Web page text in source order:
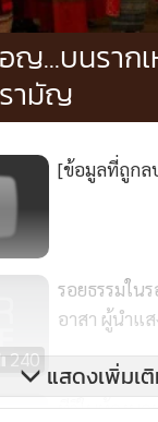
จากเกิดความผิดพ
ด ทำให้ลูกชายคนแ
หลัง เดินกะเผลก ป
า การออกมาเรียกร้
ที่อยากได้ไม่ใช่ราง
บผิดชอบให้ลูกได้ กา
ายจากการรับบริก
สานความสัมพันธ์ที่ดี
งทั้งสองฝ่ายหมดไปจ
ตามพระราชบัญญัติดั
...บนรากเ
ามัญ
[ข้อมูลที่ถูกล
240
รอยธรรมใ
อาสา ผู้นำแ
ทีวีในห้องนอ
แสดงเพิ่มเ